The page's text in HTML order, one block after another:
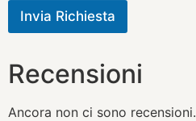
Invia Richiesta
Recensioni
Ancora non ci sono recensioni.